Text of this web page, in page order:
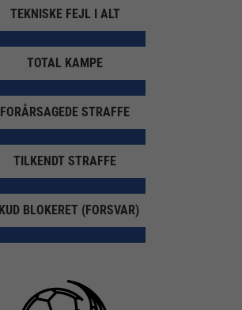
TEKNISKE FEJL I ALT
TOTAL KAMPE
FORÅRSAGEDE STRAFFE
TILKENDT STRAFFE
BLOKERET (FORSVAR)